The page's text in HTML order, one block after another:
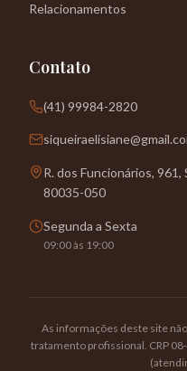
Relacionamentos
Contato
(41) 99984-2820
R. dos Funcionários,
80035-050
Segunda a Sexta
09:00 às 19:00
As informações deste site
tratamento profissional. CRP